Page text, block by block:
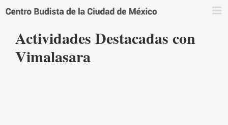
Actividades Destacadas con
Vimalasara